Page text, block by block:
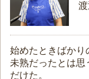
始めたときばかり
未熟だったとは思
だけた。